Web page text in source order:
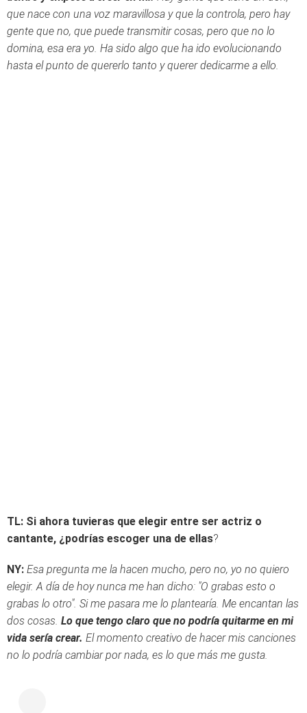
que nace con una voz maravillosa y que la controla, pero hay
gente que no, que puede transmitir cosas, pero que no lo
domina, esa era yo. Ha sido algo que ha ido evolucionando
hasta el punto de quererlo tanto y querer dedicarme a ello.
TL: Si ahora tuvieras que elegir entre ser actriz o
cantante, ¿podrías escoger una de ellas?
NY: Esa pregunta me la hacen mucho, pero no, yo no quiero
elegir. A día de hoy nunca me han dicho: "O grabas esto o
grabas lo otro". Si me pasara me lo plantearía. Me encantan las
dos cosas. Lo que tengo claro que no podría quitarme en mi
vida sería crear. El momento creativo de hacer mis canciones
no lo podría cambiar por nada, es lo que más me gusta.